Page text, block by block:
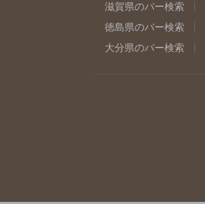
滋賀県のバー検索
徳島県のバー検索
大分県のバー検索